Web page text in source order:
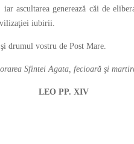
ascultarea generează căi de
iubirii.
drumul vostru de Post Mare.
Sfintei Agata, fecioară şi
LEO PP. XIV